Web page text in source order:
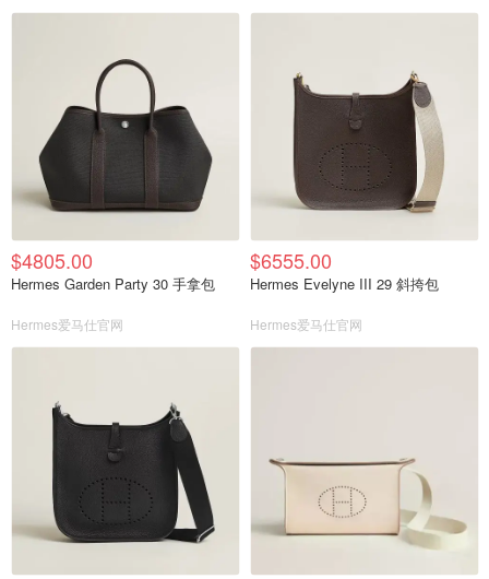
$4805.00
Hermes Garden Party 30 手拿包
Hermes爱马仕官网
$6555.00
Hermes Evelyne III 29 斜挎包
Hermes爱马仕官网